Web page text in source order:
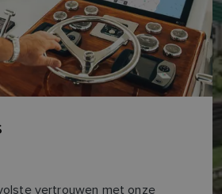
vertrouwen met onze